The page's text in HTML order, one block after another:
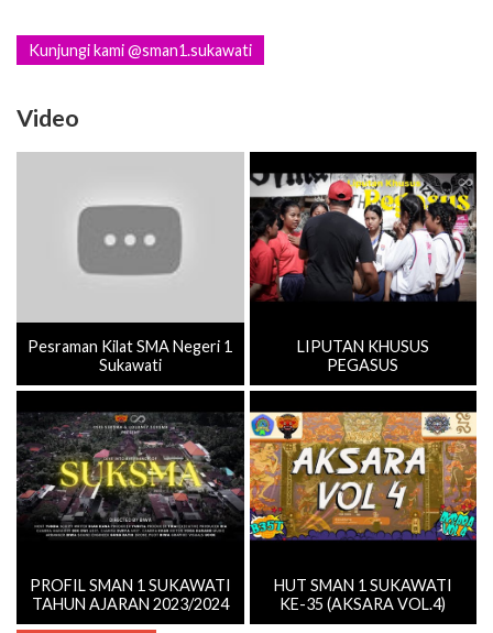
Kunjungi kami @sman1.sukawati
Video
Pesraman Kilat SMA Negeri 1
Sukawati
LIPUTAN KHUSUS
PEGASUS
PROFIL SMAN 1 SUKAWATI
TAHUN AJARAN 2023/2024
HUT SMAN 1 SUKAWATI
KE-35 (AKSARA VOL.4)